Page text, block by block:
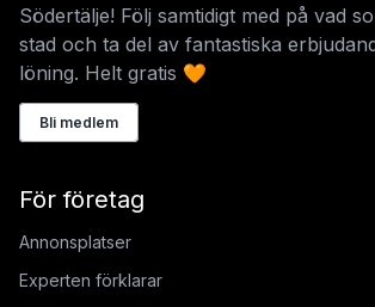
Södertälje! Följ samtidigt med på vad
stad och ta del av fantastiska
löning. Helt gratis 🧡
Bli medlem
För företag
Annonsplatser
Experten förklarar